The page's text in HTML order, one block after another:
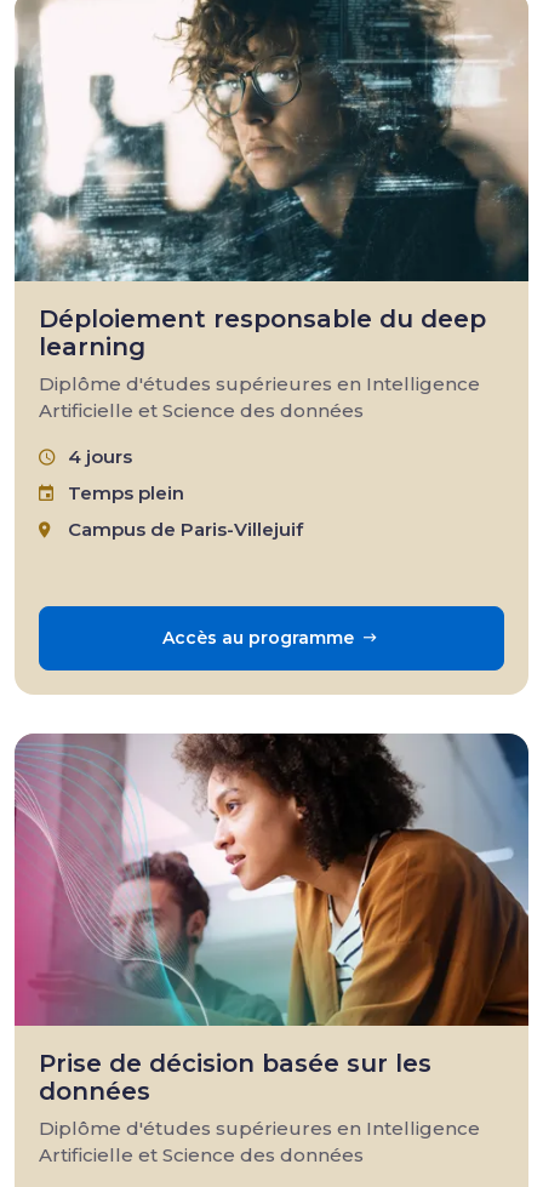
Déploiement responsable du deep
learning
Diplôme d'études supérieures en Intelligence
Artificielle et Science des données
4 jours
Temps plein
Campus de Paris-Villejuif
Accès au programme
Prise de décision basée sur les
données
Diplôme d'études supérieures en Intelligence
Artificielle et Science des données